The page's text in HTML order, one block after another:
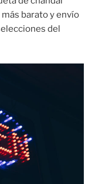
barato y envío
del